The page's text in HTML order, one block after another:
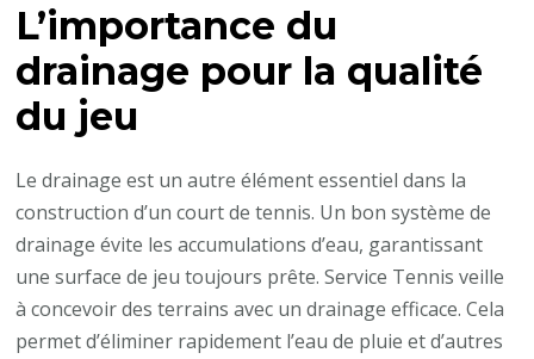
L’importance du
drainage pour la qualité
du jeu
Le drainage est un autre élément essentiel dans la
construction d’un court de tennis. Un bon système de
drainage évite les accumulations d’eau, garantissant
une surface de jeu toujours prête. Service Tennis veille
à concevoir des terrains avec un drainage efficace. Cela
permet d’éliminer rapidement l’eau de pluie et d’autres